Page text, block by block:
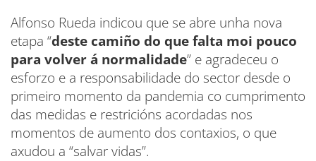
Alfonso Rueda indicou que se abre unha nova
etapa “deste camiño do que falta moi pouco
para volver á normalidade” e agradeceu o
esforzo e a responsabilidade do sector desde o
primeiro momento da pandemia co cumprimento
das medidas e restricións acordadas nos
momentos de aumento dos contaxios, o que
axudou a “salvar vidas”.